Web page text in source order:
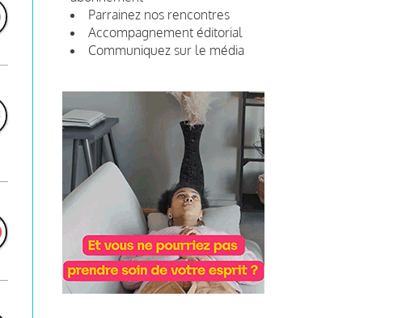
Parrainez nos rencontres
Accompagnement éditorial
Communiquez sur le média